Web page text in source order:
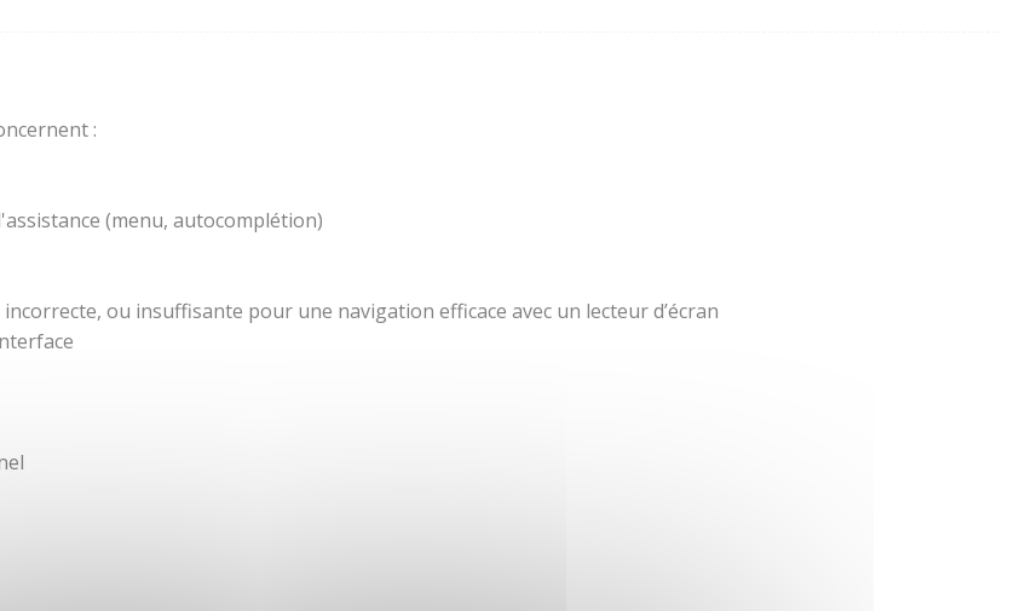
:
(menu, autocomplétion)
ou insuffisante pour une navigation efficace avec un lecteur d’écran